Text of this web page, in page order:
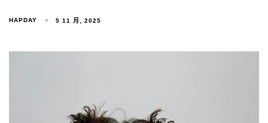
HAPDAY 5 11 月, 2025